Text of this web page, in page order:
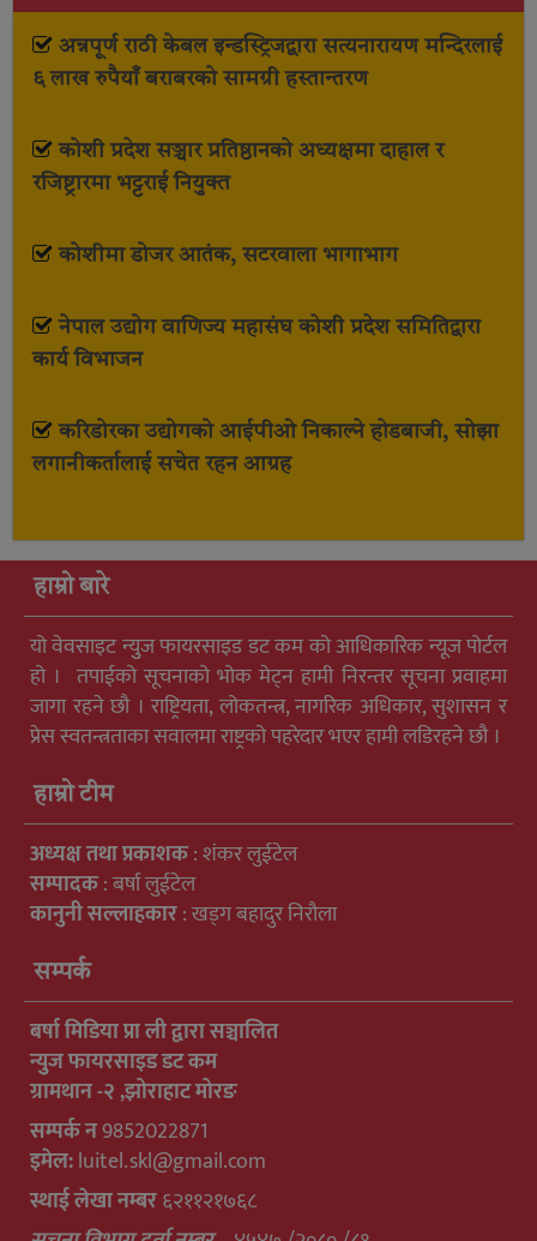
अन्नपूर्ण राठी केबल इन्डस्ट्रिजद्वारा सत्यनारायण मन्दिरलाई
६ लाख रुपैयाँ बराबरको सामग्री हस्तान्तरण
कोशी प्रदेश सञ्चार प्रतिष्ठानको अध्यक्षमा दाहाल र
रजिष्ट्रारमा भट्टराई नियुक्त
कोशीमा डोजर आतंक, सटरवाला भागाभाग
नेपाल उद्योग वाणिज्य महासंघ कोशी प्रदेश समितिद्वारा
कार्य विभाजन
करिडोरका उद्योगको आईपीओ निकाल्ने होडबाजी, सोझा
लगानीकर्तालाई सचेत रहन आग्रह
हाम्रो बारे
यो वेवसाइट न्युुज फायरसाइड डट कम को आधिकारिक न्यूज पोर्टल
हो । तपाईको सूचनाको भोक मेट्न हामी निरन्तर सूचना प्रवाहमा
जागा रहने छौ । राष्ट्रियता, लोकतन्त्र, नागरिक अधिकार, सुशासन र
प्रेस स्वतन्त्रताका सवालमा राष्ट्रको पहरेदार भएर हामी लडिरहने छौ ।
हाम्रो टीम
अध्यक्ष तथा प्रकाशक: शंकर लुईटेल
सम्पादक: बर्षा लुईटेल
कानुनी सल्लाहकार: खड्ग बहादुर निरौला
सम्पर्क
बर्षा मिडिया प्रा ली द्वारा सञ्चालित
न्युुज फायरसाइड डट कम
ग्रामथान -२ ,झोराहाट मोरङ
सम्पर्क न9852022871
इमेल:luitel.skl@gmail.com
स्थाई लेखा नम्बर६२११२१७६८